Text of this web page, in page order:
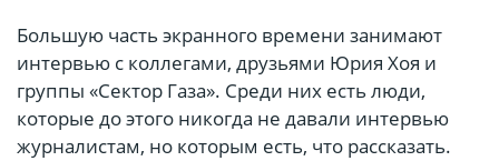
Большую часть экранного времени занимают
интервью с коллегами, друзьями Юрия Хоя и
группы «Сектор Газа». Среди них есть люди,
которые до этого никогда не давали интервью
журналистам, но которым есть, что рассказать.